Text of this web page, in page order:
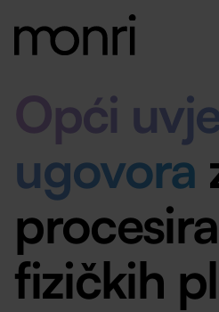
Opći
ugovora
fizičkih